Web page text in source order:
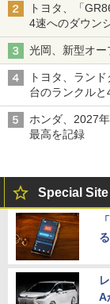
トヨタ、「
4速へのダウン
光岡、新型オ
トヨタ、ラン
台のランクル
ホンダ、2027
最高を記録
Special Site
A